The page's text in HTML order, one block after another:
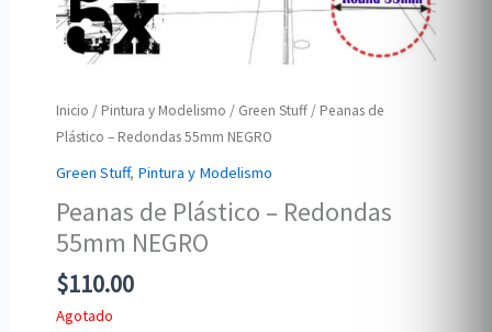
Inicio / Pintura y Modelismo / Green Stuff / Peanas de
Plástico – Redondas 55mm NEGRO
Green Stuff, Pintura y Modelismo
Peanas de Plástico – Redondas
55mm NEGRO
$110.00
Agotado